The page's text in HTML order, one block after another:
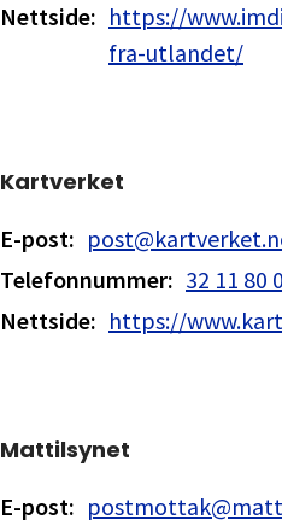
Nettside: https://
fra-utlandet/
Kartverket
E-post:
Telefonnummer: 32 11 80
Nettside: https://
Mattilsynet
E-post: